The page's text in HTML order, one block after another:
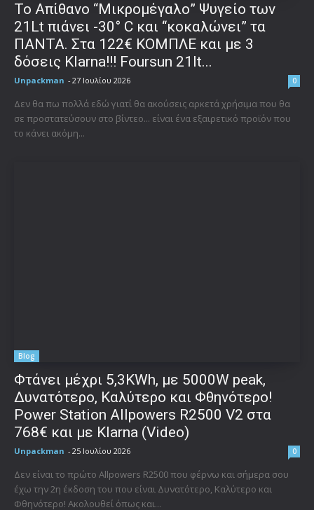
Το Απίθανο “Μικρομέγαλο” Ψυγείο των
21Lt πιάνει -30° C και “κοκαλώνει” τα
ΠΑΝΤΑ. Στα 122€ ΚΟΜΠΛΕ και με 3
δόσεις Klarna!!! Foursun 21lt...
Unpackman - 27 Ιουλίου 2026 0
Δεν θα πω πολλά εδώ γιατί θα ακούσεις αρκετά χρήσιμα που θα
σε προστατεύσουν στο βίντεο... είναι ένα εξαιρετικό προϊόν που
το κάνει ακόμη...
Blog
Φτάνει μέχρι 5,3KWh, με 5000W peak,
Δυνατότερο, Καλύτερο και Φθηνότερο!
Power Station Allpowers R2500 V2 στα
768€ και με Klarna (Video)
Unpackman - 25 Ιουλίου 2026 0
Δεν είναι το πρώτο Allpowers R2500 που φέρνω και σήμερα σου
έχω την 2η έκδοση του που είναι Δυνατότερο, Καλύτερο και
Φθηνότερο! Ακολουθεί όπως και...